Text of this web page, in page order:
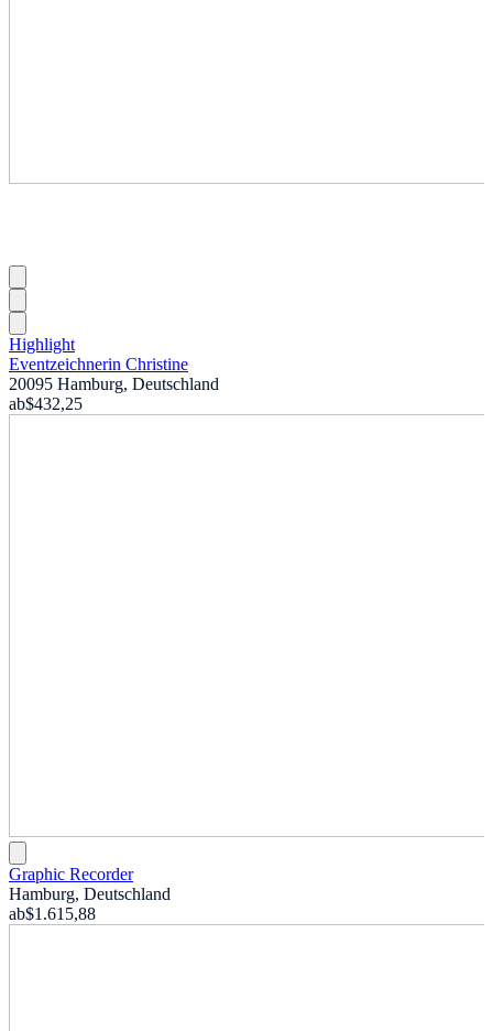
Highlight
Eventzeichnerin Christine
20095 Hamburg, Deutschland
ab$432,25
Graphic Recorder
Hamburg, Deutschland
ab$1.615,88